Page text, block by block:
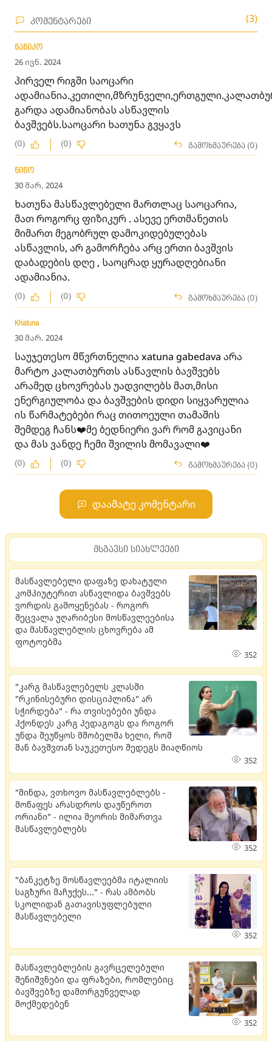
კომენტარები (3)
ნანიკო
26 ივნ. 2024
პირველ რიგში საოცარი
გარდა ადამიანობას ასწავლის
ბავშვებს.საოცარი ხათუნა გვყავს
(0) (0) გამოხმაურება (0)
ნინო
30 მარ. 2024
ხათუნა მასწავლებელი მართლაც საოცარია,
მათ როგორც ფიზიკურ . ასევე ერთმანეთის
მიმართ მეგობრულ დამოკიდებულებას
ასწავლის, არ გამორჩება არც ერთი ბავშვის
დაბადების დღე , საოცრად ყურადღებიანი
ადამიანია.
(0) (0) გამოხმაურება (0)
Khatuna
30 მარ. 2024
საუჯეთესო მწვრთნელია xatuna gabedava არა
მარტო კალათბურთს ასწავლის ბავშვებს
არამედ ცხოვრებას უადვილებს მათ,მისი
ენერგიულობა და ბავშვების დიდი სიყვარულია
ის წარმატებები რაც თითოეული თამაშის
შემდეგ ჩანს❤️მე ბედნიერი ვარ რომ გავიცანი
და მას ვანდე ჩემი შვილის მომავალი❤️
(0) (0) გამოხმაურება (0)
დაამატე კომენტარი
მსგავსი სიახლეები
მასწავლებელი დაფაზე დახატული
კომპიუტერით ასწავლიდა ბავშვებს
ვორდის გამოყენებას - როგორ
შეცვალა უღარიბესი მოსწავლეებისა
და მასწავლებლის ცხოვრება ამ
ფოტოებმა
352
"კარგ მასწავლებელს კლასში
"რკინისებური დისციპლინა" არ
სჭირდება" - რა თვისებები უნდა
ჰქონდეს კარგ პედაგოგს და როგორ
უნდა შეუწყოს მშობელმა ხელი, რომ
მან ბავშვთან საუკეთესო შედეგს მიაღწიოს
352
"მინდა, ვთხოვო მასწავლებლებს -
მოწაფეს არასდროს დაუწეროთ
ორიანი" - ილია მეორის მიმართვა
მასწავლებლებს
352
"ბანკეტზე მოსწავლეებმა იტალიის
საგზური მაჩუქეს..." - რას ამბობს
სკოლიდან გათავისუფლებული
მასწავლებელი
352
მასწავლებლების გავრცელებული
შენიშვნები და ფრაზები, რომლებიც
ბავშვებზე დამთრგუნველად
მოქმედებენ
352